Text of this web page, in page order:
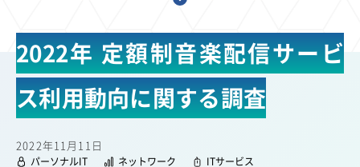
アプリ 51 つながりやすさ 51 電波状況 49 ドコモ 48
タブレット 38 インターネット 36 ビジネスシーン 31
混雑環境 31 MVNO 28 SIM 27 電波 27 全国 24 楽天モバイル
電車 17 料金 16 所有状況 動画配信 SNS
2022年 定額制音楽配信サービ
ス利用動向に関する調査
2022年11月11日
パーソナルIT ネットワーク ITサービス